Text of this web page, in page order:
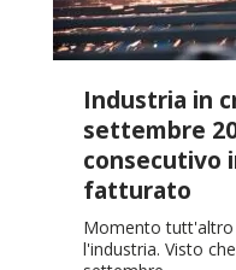
Industria in
settembre
consecutivo
fatturato
Momento tutt'altro
l'industria. Visto